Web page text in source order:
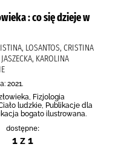
: co się dzieje w
LOSANTOS, CRISTINA
KAROLINA
2021.
Fizjologia
ludzkie, Publikacje dla
bogato ilustrowana.
dostępne:
1 z 1